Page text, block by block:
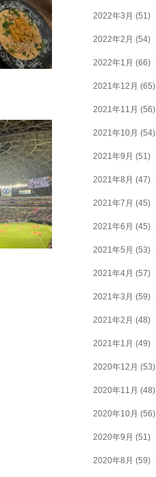
2022年3月 (51)
2022年2月 (54)
2022年1月 (66)
2021年12月 (65)
2021年11月 (56)
2021年10月 (54)
2021年9月 (51)
2021年8月 (47)
2021年7月 (45)
2021年6月 (45)
2021年5月 (53)
2021年4月 (57)
2021年3月 (59)
2021年2月 (48)
2021年1月 (49)
2020年12月 (53)
2020年11月 (48)
2020年10月 (56)
2020年9月 (51)
2020年8月 (59)